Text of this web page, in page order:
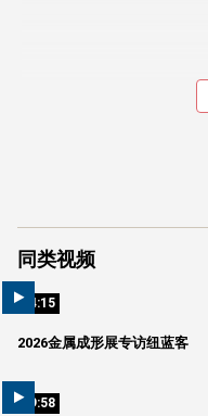
同类视频
04:15
2026金属成形展专访纽蓝客
09:58